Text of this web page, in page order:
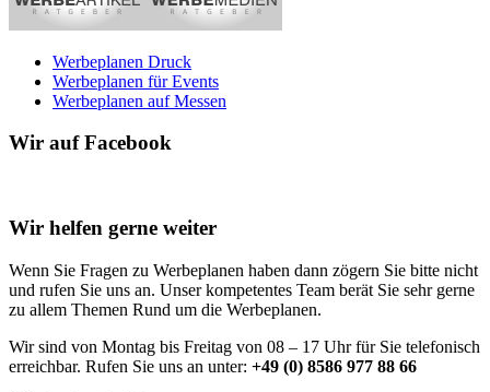
Werbeplanen Druck
Werbeplanen für Events
Werbeplanen auf Messen
Wir auf Facebook
Wir helfen gerne weiter
Wenn Sie Fragen zu Werbeplanen haben dann zögern Sie bitte nicht
und rufen Sie uns an. Unser kompetentes Team berät Sie sehr gerne
zu allem Themen Rund um die Werbeplanen.
Wir sind von Montag bis Freitag von 08 – 17 Uhr für Sie telefonisch
erreichbar. Rufen Sie uns an unter: +49 (0) 8586 977 88 66